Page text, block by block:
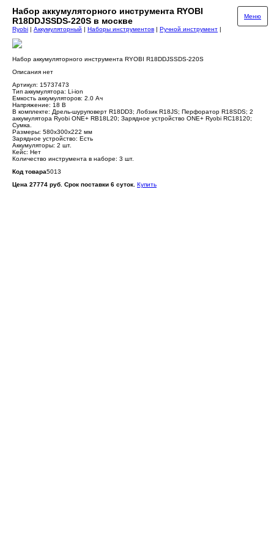
Набор аккумуляторного инструмента RYOBI
R18DDJSSDS-220S в москве
Меню
Ryobi | Аккумуляторный | Наборы инструментов | Ручной инструмент |
Набор аккумуляторного инструмента RYOBI R18DDJSSDS-220S
Описания нет
Артикул: 15737473
Тип аккумулятора: Li-ion
Емкость аккумуляторов: 2.0 Ач
Напряжение: 18 В
В комплекте: Дрель-шуруповерт R18DD3; Лобзик R18JS; Перфоратор R18SDS; 2
аккумулятора Ryobi ONE+ RB18L20; Зарядное устройство ONE+ Ryobi RC18120;
Сумка.
Размеры: 580х300х222 мм
Зарядное устройство: Есть
Аккумуляторы: 2 шт.
Кейс: Нет
Количество инструмента в наборе: 3 шт.
Код товара5013
Цена 27774 руб. Срок поставки 6 суток. Купить